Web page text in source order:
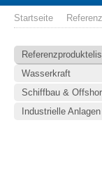
Startseite
Wasserkraft
Schiffbau &
Industrielle Anlagen